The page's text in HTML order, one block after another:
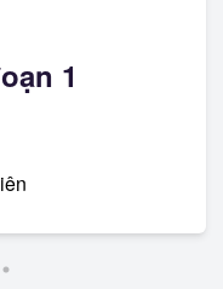
1